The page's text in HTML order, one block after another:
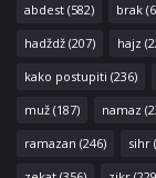
abdest (582) brak
hadždž (207) hajz
kako postupiti (236)
muž (187) namaz
ramazan (246) sihr